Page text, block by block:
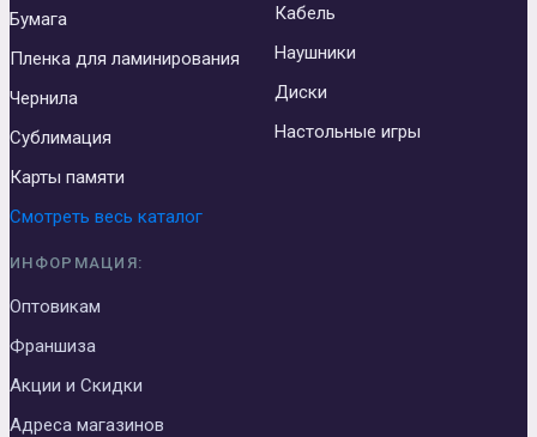
Бумага
Пленка для ламинирования
Чернила
Сублимация
Карты памяти
Кабель
Наушники
Диски
Настольные игры
Смотреть весь каталог
ИНФОРМАЦИЯ:
Оптовикам
Франшиза
Акции и Скидки
Адреса магазинов